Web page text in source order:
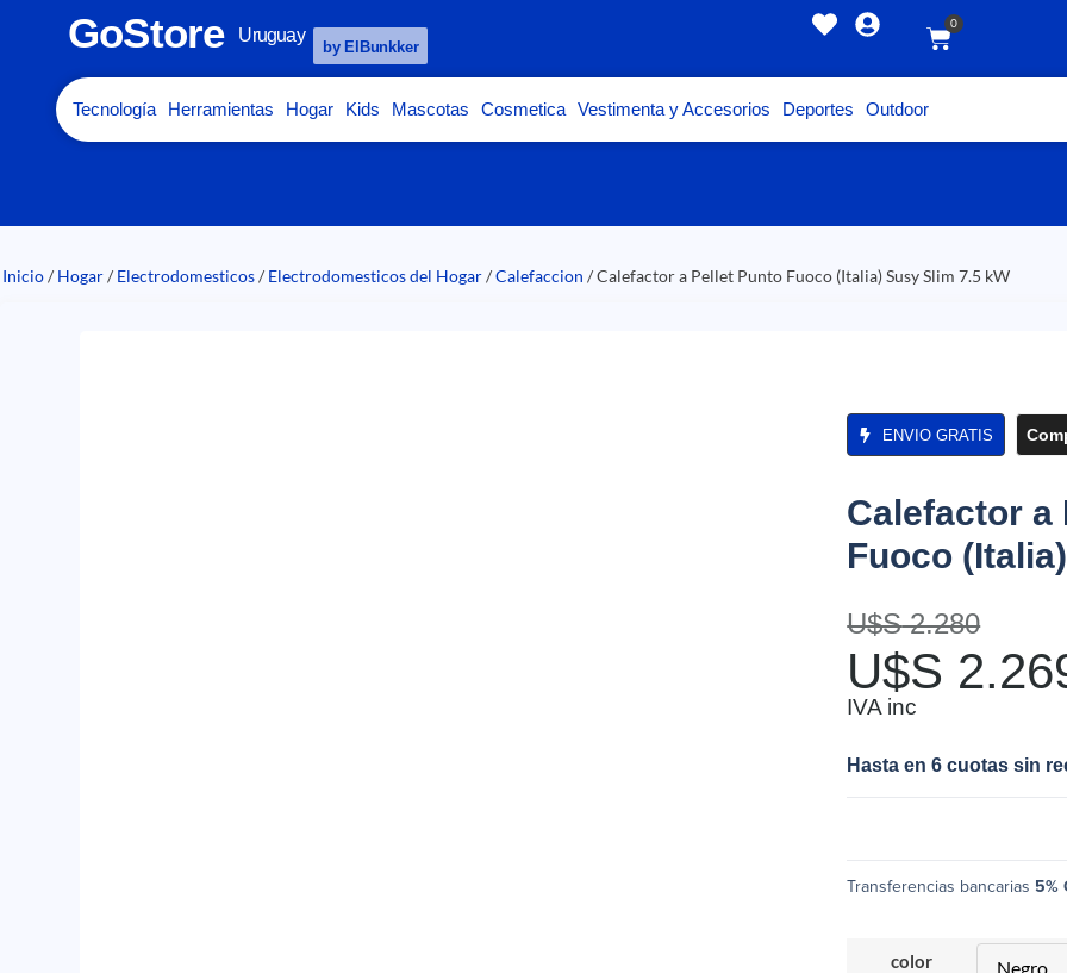
GoStore Uruguay
by ElBunkker
0
Tecnología Herramientas Hogar Kids Mascotas Cosmetica Vestimenta y Accesorios Deportes Outdoor
Inicio/ Hogar/ Electrodomesticos/ Electrodomesticos del Hogar/Calefaccion / Calefactor a Pellet Punto Fuoco (Italia) Susy Slim 7.5 kW
ENVIO GRATIS
Calefactor a
Fuoco
U$S2.280
U$S
IVA inc
Hasta en 6 cuotas sin
Transferencias bancarias 5%
color